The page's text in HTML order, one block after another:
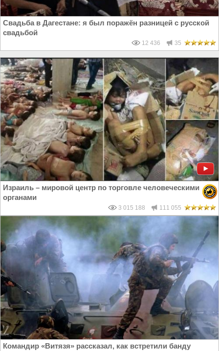
Свадьба в Дагестане: я был поражён разницей с русской
свадьбой
12 436 35
Израиль – мировой центр по торговле человеческими
органами
3 015 188 111 055
Командир «Витязя» рассказал, как встретили банду